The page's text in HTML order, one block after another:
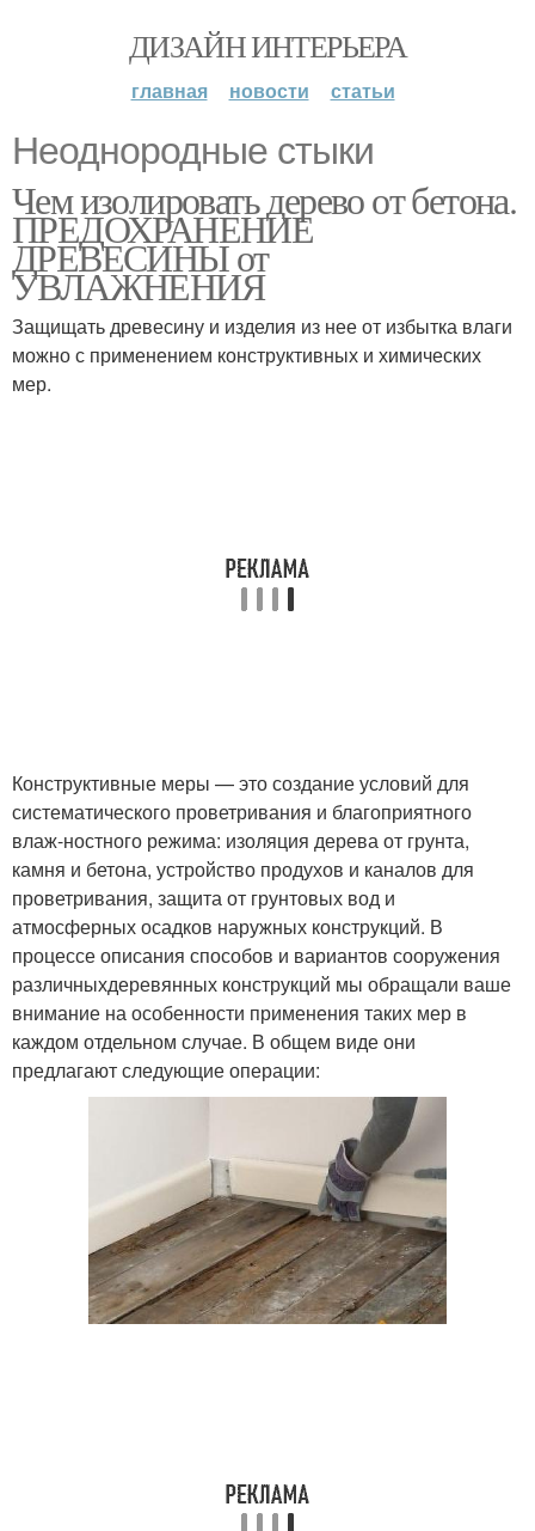
ДИЗАЙН ИНТЕРЬЕРА
главная новости статьи
Неоднородные стыки
Чем изолировать дерево от бетона.
ПРЕДОХРАНЕНИЕ
ДРЕВЕСИНЫ от
УВЛАЖНЕНИЯ
Защищать древесину и изделия из нее от избытка влаги
можно с применением конструктивных и химических
мер.
Конструктивные меры — это создание условий для
систематического проветривания и благоприятного
влаж-ностного режима: изоляция дерева от грунта,
камня и бетона, устройство продухов и каналов для
проветривания, защита от грунтовых вод и
атмосферных осадков наружных конструкций. В
процессе описания способов и вариантов сооружения
различныхдеревянных конструкций мы обращали ваше
внимание на особенности применения таких мер в
каждом отдельном случае. В общем виде они
предлагают следующие операции: